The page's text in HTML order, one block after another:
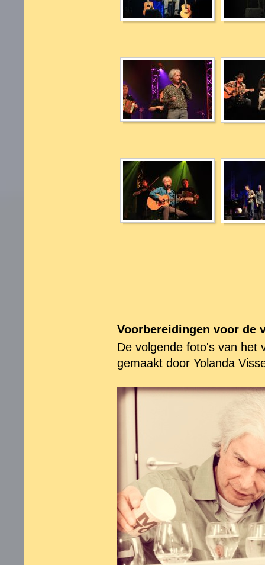
Voorbereidingen voor de
De volgende foto's van het
gemaakt door Yolanda